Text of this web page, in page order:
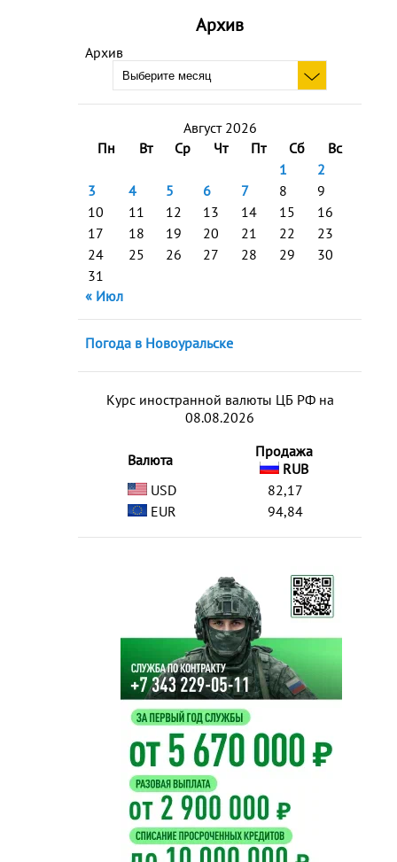
Архив
Архив
Август 2026
Пн
Вт Ср Чт Пт Сб
Вс
1
2
3
4 5 6 7 8
9
10
11 12 13 14 15
16
17
18 19 20 21 22
23
24
25 26 27 28 29
30
31
« Июл
Погода в Новоуральске
Курс иностранной валюты ЦБ РФ на
08.08.2026
Валюта
Продажа
RUB
USD
82,17
EUR
94,84